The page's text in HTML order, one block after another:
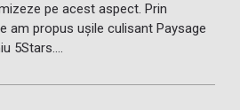
pe acest aspect. Prin
am propus ușile culisant Paysage
5Stars....